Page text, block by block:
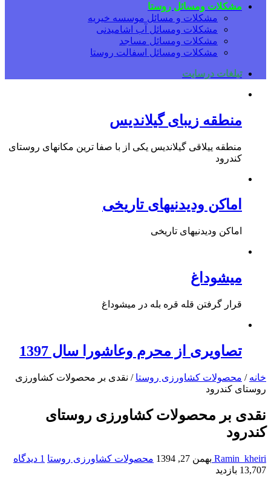
مشکلات ومسائل روستا
مشکلات و مسائل موسسه خیریه
مشکلات ومسائل آب اشامیدنی
مشکلات ومسائل مساجد
مشکلات ومسائل اسفالت روستا
تبلغات درسایت
منطقه زیبای گیلاندیس
منطقه ییلاقی گیلاندیس یکی از با صفا ترین مکانهای روستای
کندرود
اماکن ودیدنیهای تاریخی
اماکن ودیدنیهای تاریخی
میشوداغ
قرار گرفتن قله قره بله در میشوداغ
تصاویری از محرم وعاشورا سال 1397
خانه / محصولات کشاورزی روستا / نقدی بر محصولات کشاورزی
روستای کندرود
نقدی بر محصولات کشاورزی روستای
کندرود
Ramin_kheiri بهمن 27, 1394 محصولات کشاورزی روستا 1 دیدگاه
13,707 بازدید